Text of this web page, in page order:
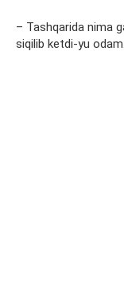
– Tashqarida nima
siqilib ketdi-yu